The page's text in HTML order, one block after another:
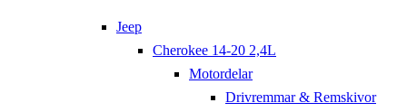
Jeep
Cherokee 14-20 2,4L
Motordelar
Drivremmar & Remskivor